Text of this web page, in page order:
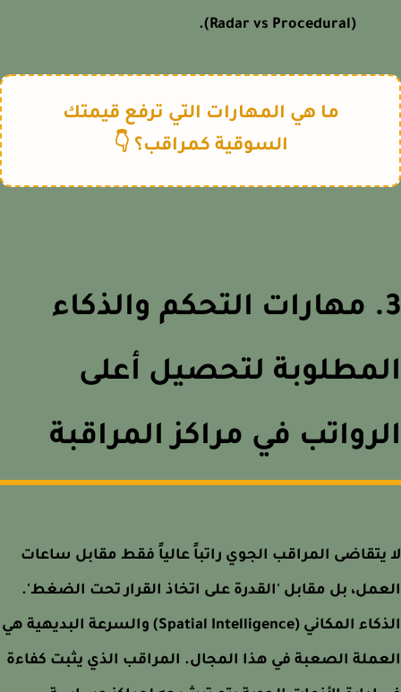
ما هي المهارات التي ترفع قيمتك
السوقية كمراقب؟ 👇
3. مهارات التحكم والذكاء
لتحصيل أعلى
في مراكز المراقبة
يتقاضى المراقب الجوي راتباً عالياً فقط مقابل ساعات
بل مقابل 'القدرة على اتخاذ القرار تحت الضغط'.
الذكاء المكاني (Spatial Intelligence) والسرعة البديهية هي
الصعبة في هذا المجال. المراقب الذي يثبت كفاءة